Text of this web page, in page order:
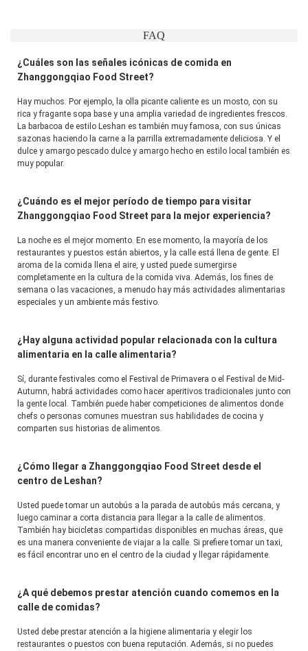
FAQ
¿Cuáles son las señales icónicas de comida en
Zhanggongqiao Food Street?
Hay muchos. Por ejemplo, la olla picante caliente es un mosto, con su
rica y fragante sopa base y una amplia variedad de ingredientes frescos.
La barbacoa de estilo Leshan es también muy famosa, con sus únicas
sazonas haciendo la carne a la parrilla extremadamente deliciosa. Y el
dulce y amargo pescado dulce y amargo hecho en estilo local también es
muy popular.
¿Cuándo es el mejor período de tiempo para visitar
Zhanggongqiao Food Street para la mejor experiencia?
La noche es el mejor momento. En ese momento, la mayoría de los
restaurantes y puestos están abiertos, y la calle está llena de gente. El
aroma de la comida llena el aire, y usted puede sumergirse
completamente en la cultura de la comida viva. Además, los fines de
semana o las vacaciones, a menudo hay más actividades alimentarias
especiales y un ambiente más festivo.
¿Hay alguna actividad popular relacionada con la cultura
alimentaria en la calle alimentaria?
Sí, durante festivales como el Festival de Primavera o el Festival de Mid-
Autumn, habrá actividades como hacer aperitivos tradicionales junto con
la gente local. También puede haber competiciones de alimentos donde
chefs o personas comunes muestran sus habilidades de cocina y
comparten sus historias de alimentos.
¿Cómo llegar a Zhanggongqiao Food Street desde el
centro de Leshan?
Usted puede tomar un autobús a la parada de autobús más cercana, y
luego caminar a corta distancia para llegar a la calle de alimentos.
También hay bicicletas compartidas disponibles en muchas áreas, que
es una manera conveniente de viajar a la calle. Si prefiere tomar un taxi,
es fácil encontrar uno en el centro de la ciudad y llegar rápidamente.
¿A qué debemos prestar atención cuando comemos en la
calle de comidas?
Usted debe prestar atención a la higiene alimentaria y elegir los
restaurantes o puestos con buena reputación. Además, si no puedes